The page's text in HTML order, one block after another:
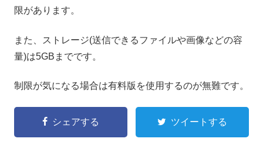
限があります。
また、ストレージ(送信できるファイルや画像などの容
量)は5GBまでです。
制限が気になる場合は有料版を使用するのが無難です。
シェアする ツイートする